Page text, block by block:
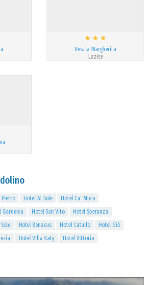
Res. la Margherita
Lazise
Pietro Hotel Al Sole
Hotel Ca' Mura
Gardenia Hotel San Vito
Hotel Speranza
Hotel Benacus Hotel Catullo
Hotel Giò
Hotel Villa Katy Hotel Vittoria